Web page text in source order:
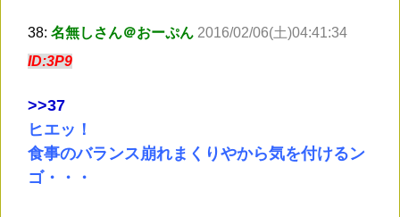
38: 名無しさん＠おーぷん 2016/02/06(土)04:41:34
ID:3P9
>>37
ヒエッ！
食事のバランス崩れまくりやから気を付けるン
ゴ・・・